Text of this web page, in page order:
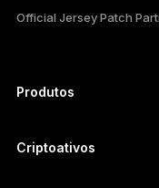
Official Jersey Patch
Produtos
Hardware Wallet
Criptoativos